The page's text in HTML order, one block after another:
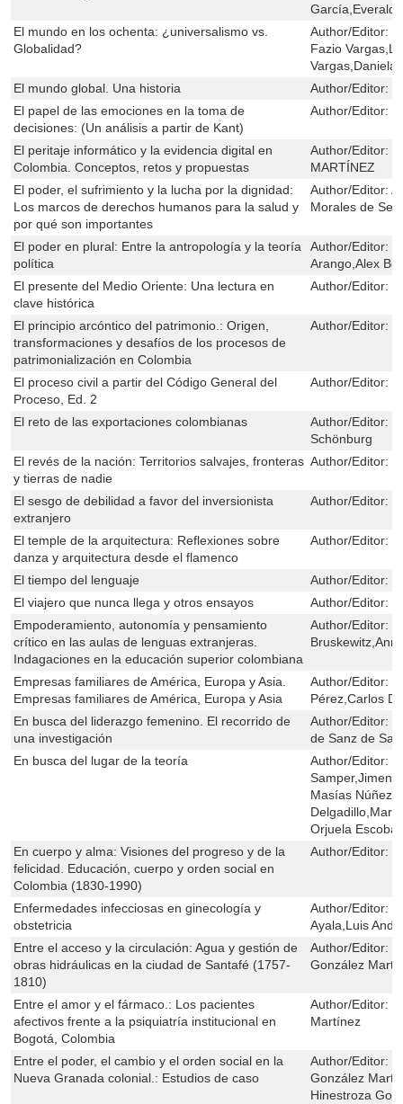
El mundo en los ochenta: ¿universalismo vs.
Globalidad?
Author/Editor:
Fazio
Vargas,Daniela
El mundo global. Una historia
Author/Editor:
El papel de las emociones en la toma de
decisiones: (Un análisis a partir de Kant)
Author/Editor:
El peritaje informático y la evidencia digital en
Colombia. Conceptos, retos y propuestas
Author/Editor:
MARTÍNEZ
El poder, el sufrimiento y la lucha por la dignidad:
Los marcos de derechos humanos para la salud y
por qué son importantes
Author/Editor:
Morales de
El poder en plural: Entre la antropología y la teoría
política
Author/Editor:
Arango,Alex
El presente del Medio Oriente: Una lectura en
clave histórica
Author/Editor:
El principio arcóntico del patrimonio.: Origen,
transformaciones y desafíos de los procesos de
patrimonialización en Colombia
Author/Editor:
El proceso civil a partir del Código General del
Proceso, Ed. 2
Author/Editor:
El reto de las exportaciones colombianas Author/Editor:
Schönburg
El revés de la nación: Territorios salvajes, fronteras
y tierras de nadie
Author/Editor:
El sesgo de debilidad a favor del inversionista
extranjero
Author/Editor:
El temple de la arquitectura: Reflexiones sobre
danza y arquitectura desde el flamenco
Author/Editor:
El tiempo del lenguaje Author/Editor:
El viajero que nunca llega y otros ensayos
Author/Editor:
Empoderamiento, autonomía y pensamiento
crítico en las aulas de lenguas extranjeras.
Indagaciones en la educación superior colombiana
Author/Editor:
Empresas familiares de América, Europa y Asia.
Empresas familiares de América, Europa y Asia
Author/Editor:
Pérez,Carlos
En busca del liderazgo femenino. El recorrido de
una investigación
Author/Editor:
de Sanz de
En busca del lugar de la teoría
Author/Editor:
Masías
Orjuela Escobar
En cuerpo y alma: Visiones del progreso y de la
felicidad. Educación, cuerpo y orden social en
Colombia (1830-1990)
Author/Editor:
Enfermedades infecciosas en ginecología y
obstetricia
Author/Editor:
Ayala,Luis
Entre el acceso y la circulación: Agua y gestión de
obras hidráulicas en la ciudad de Santafé (1757-
1810)
Author/Editor:
González
Entre el amor y el fármaco.: Los pacientes
afectivos frente a la psiquiatría institucional en
Bogotá, Colombia
Author/Editor:
Martínez
Entre el poder, el cambio y el orden social en la
Nueva Granada colonial.: Estudios de caso
Author/Editor:
González
Hinestroza